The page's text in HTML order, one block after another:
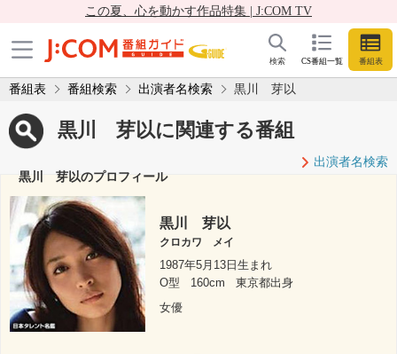
この夏、心を動かす作品特集 | J:COM TV
CS番組一覧 番組表
検索
番組表 番組検索 出演者名検索 黒川 芽以
黒川 芽以に関連する番組
出演者名検索
黒川 芽以のプロフィール
黒川 芽以
クロカワ メイ
1987年5月13日生まれ
O型
160cm
東京都出身
女優